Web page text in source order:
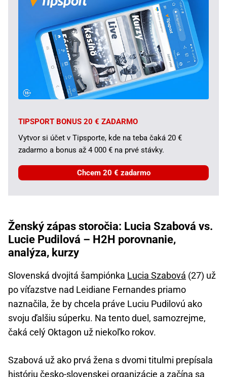
TIPSPORT BONUS 20 € ZADARMO
Vytvor si účet v Tipsporte, kde na teba čaká 20 €
zadarmo a bonus až 4 000 € na prvé stávky.
Chcem 20 € zadarmo
Ženský zápas storočia: Lucia Szabová vs.
Lucie Pudilová – H2H porovnanie,
analýza, kurzy
Slovenská dvojitá šampiónka Lucia Szabová (27) už
po víťazstve nad Leidiane Fernandes priamo
naznačila, že by chcela práve Luciu Pudilovú ako
svoju ďalšiu súperku. Na tento duel, samozrejme,
čaká celý Oktagon už niekoľko rokov.
Szabová už ako prvá žena s dvomi titulmi prepísala
históriu česko-slovenskej organizácie a začína sa